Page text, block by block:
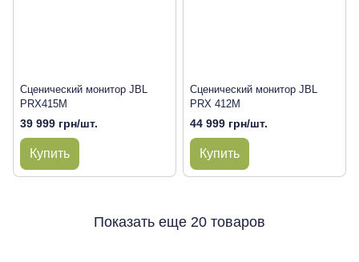
Сценический монитор JBL
PRX415M
39 999 грн/шт.
Купить
Сценический монитор JBL
PRX 412M
44 999 грн/шт.
Купить
Показать еще 20 товаров